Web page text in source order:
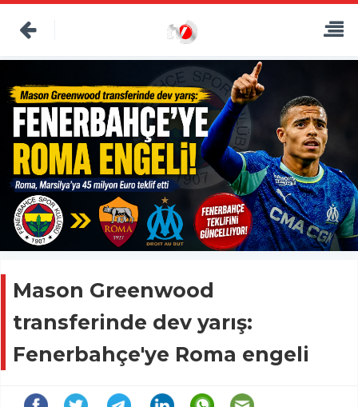
Mason Greenwood
transferinde dev yarış:
Fenerbahçe'ye Roma engeli